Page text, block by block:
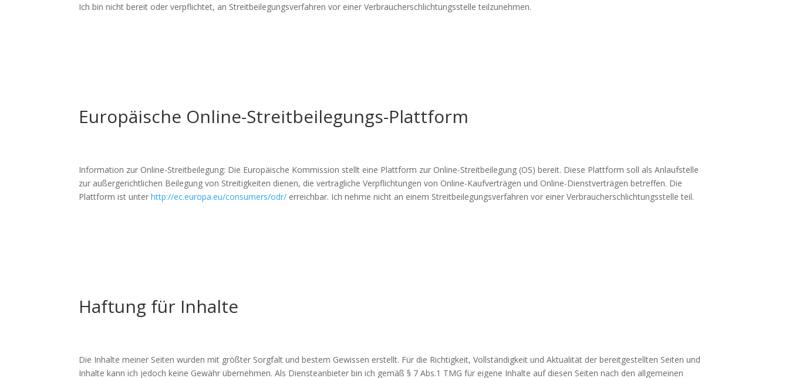
Ich bin nicht bereit oder verpflichtet, an Streitbeilegungsverfahren vor einer Verbraucherschlichtungsstelle teilzunehmen.
Europäische Online-Streitbeilegungs-Plattform
Information zur Online-Streitbeilegung: Die Europäische Kommission stellt eine Plattform zur Online-Streitbeilegung (OS) bereit. Diese Plattform soll als Anlaufstelle
zur außergerichtlichen Beilegung von Streitigkeiten dienen, die vertragliche Verpflichtungen von Online-Kaufverträgen und Online-Dienstverträgen betreffen. Die
Plattform ist unterhttp://ec.europa.eu/consumers/odr/ erreichbar. Ich nehme nicht an einem Streitbeilegungsverfahren vor einer Verbraucherschlichtungsstelle teil.
Haftung für Inhalte
Die Inhalte meiner Seiten wurden mit größter Sorgfalt und bestem Gewissen erstellt. Für die Richtigkeit, Vollständigkeit und Aktualität der bereitgestellten Seiten und
Inhalte kann ich jedoch keine Gewähr übernehmen.Als Diensteanbieter bin ich gemäß § 7 Abs.1 TMG für eigene Inhalte auf diesen Seiten nach den allgemeinen